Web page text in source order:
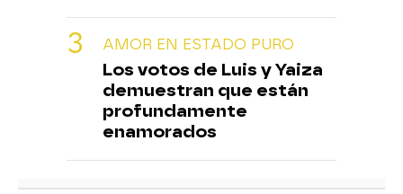
AMOR EN ESTADO PURO
Los votos de Luis y Yaiza
demuestran que están
profundamente
enamorados